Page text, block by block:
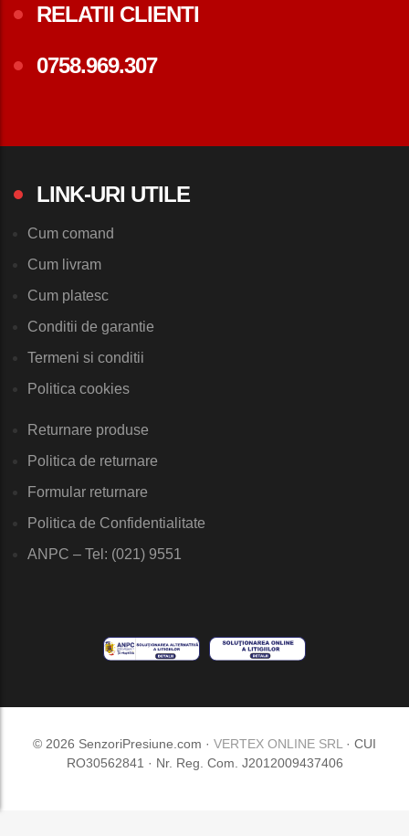
RELATII CLIENTI
0758.969.307
LINK-URI UTILE
Cum comand
Cum livram
Cum platesc
Conditii de garantie
Termeni si conditii
Politica cookies
Returnare produse
Politica de returnare
Formular returnare
Politica de Confidentialitate
ANPC – Tel: (021) 9551
© 2026 SenzoriPresiune.com · VERTEX ONLINE SRL · CUI
RO30562841 · Nr. Reg. Com. J2012009437406